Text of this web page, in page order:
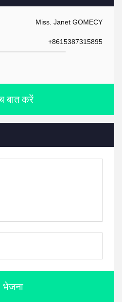
Miss. Janet GOMECY
+8615387315895
बात करें
भेजना